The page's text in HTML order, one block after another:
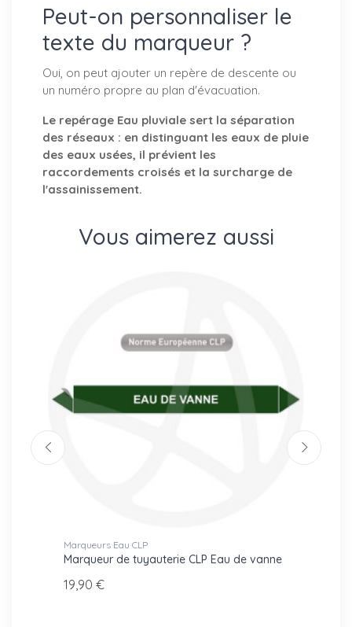
Peut-on personnaliser le
texte du marqueur ?
Oui, on peut ajouter un repère de descente ou
un numéro propre au plan d'évacuation.
Le repérage Eau pluviale sert la séparation
des réseaux : en distinguant les eaux de pluie
des eaux usées, il prévient les
raccordements croisés et la surcharge de
l'assainissement.
Vous aimerez aussi
Marqueurs Eau CLP
Marqueur de tuyauterie CLP Eau de vanne
19,90 €